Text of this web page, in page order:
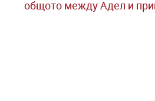
общото между Адел и